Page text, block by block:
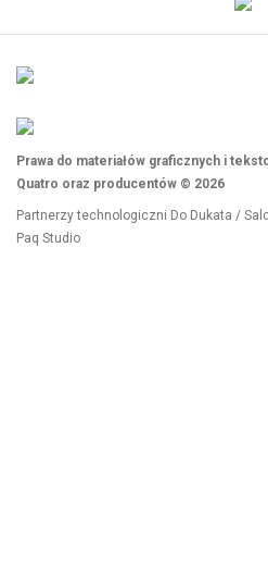
Prawa do materiałów graficznych i
Quatro oraz producentów © 2026
Partnerzy technologiczni Do Dukata /
Paq Studio